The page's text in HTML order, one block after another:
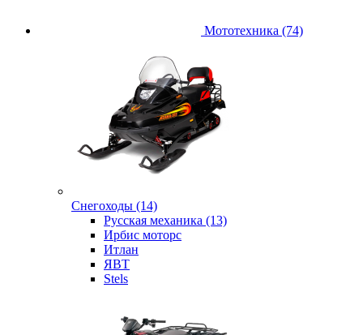
Мототехника (74)
Снегоходы (14)
Русская механика (13)
Ирбис моторс
Итлан
ЯВТ
Stels